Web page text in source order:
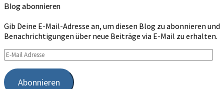
Blog abonnieren
Gib Deine E-Mail-Adresse an, um diesen Blog zu abonnieren und
Benachrichtigungen über neue Beiträge via E-Mail zu erhalten.
E-
Mail
Adresse
Abonnieren